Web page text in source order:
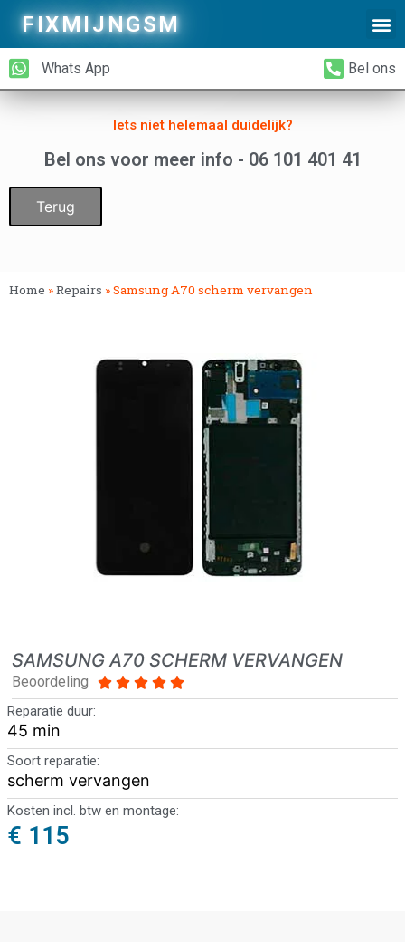
FIXMIJNGSM
Whats App Bel ons
Iets niet helemaal duidelijk?
Bel ons voor meer info - 06 101 401 41
Terug
Home »Repairs »Samsung A70 scherm vervangen
SAMSUNG A70 SCHERM VERVANGEN
Beoordeling     
Reparatie duur:
45 min
Soort reparatie:
scherm vervangen
Kosten incl. btw en montage:
€ 115